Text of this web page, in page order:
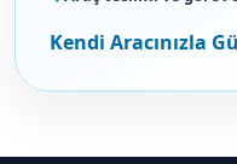
Kendi Aracınızla